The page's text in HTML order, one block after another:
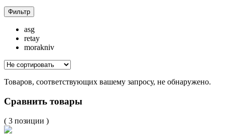
Фильтр
asg
retay
morakniv
Товаров, соответствующих вашему запросу, не обнаружено.
Сравнить товары
( 3 позиции )